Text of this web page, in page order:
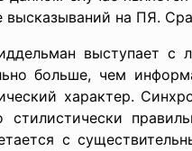
высказываний на ПЯ.
выступает с
больше, чем
характер.
с